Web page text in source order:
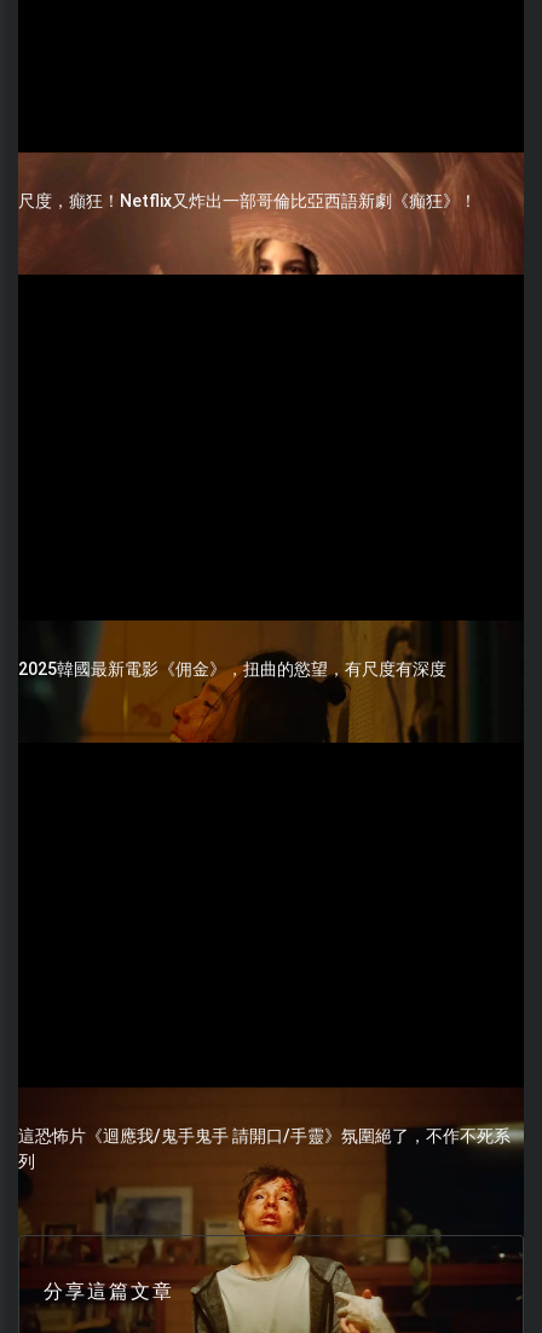
尺度，癲狂！Netflix又炸出一部哥倫比亞西語新劇《癲狂》！
2025韓國最新電影《佣金》，扭曲的慾望，有尺度有深度
這恐怖片《迴應我/鬼手鬼手 請開口/手靈》氛圍絕了，不作不死系
列
分享這篇文章